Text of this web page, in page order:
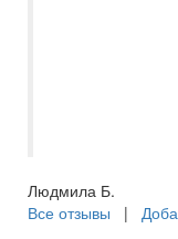
Людмила Б.
Все отзывы |